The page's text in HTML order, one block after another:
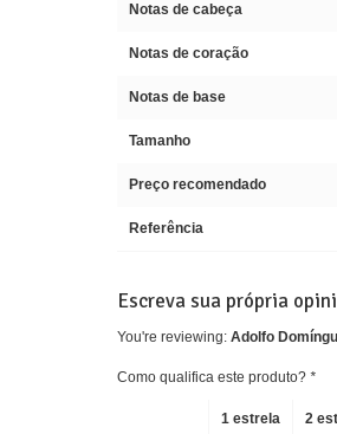
Notas de cabeça
Notas de coração
Notas de base
Tamanho
Preço recomendado
Referência
Escreva sua própria
You're reviewing: Adolfo
Como qualifica este produto?*
1 estrela 2